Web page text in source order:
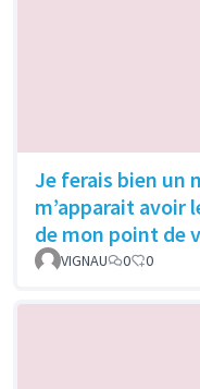
Je ferais bien un
m’apparait avoir
de mon point de
VIGNAU 0 0